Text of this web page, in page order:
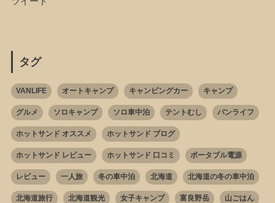
タグ
VANLIFE オートキャンプ キャンピングカー キャンプ
グルメ ソロキャンプ ソロ車中泊 テントむし バンライフ
ホットサンド オススメ ホットサンド ブログ
ホットサンド レビュー ホットサンド 口コミ ポータブル電源
レビュー 一人旅 冬の車中泊 北海道 北海道の冬の車中泊
北海道旅行 北海道観光 女子キャンプ 富良野岳 山ごはん